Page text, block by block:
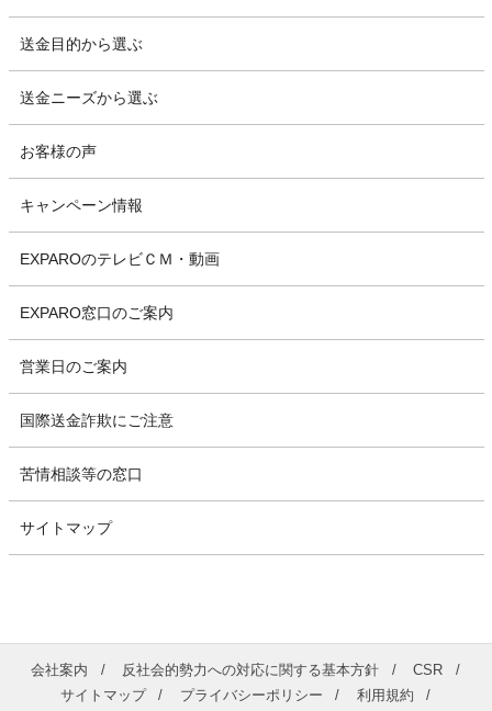
送金目的から選ぶ
送金ニーズから選ぶ
お客様の声
キャンペーン情報
EXPAROのテレビＣＭ・動画
EXPARO窓口のご案内
営業日のご案内
国際送金詐欺にご注意
苦情相談等の窓口
サイトマップ
会社案内 反社会的勢力への対応に関する基本方針
CSR
サイトマップ
プライバシーポリシー 利用規約